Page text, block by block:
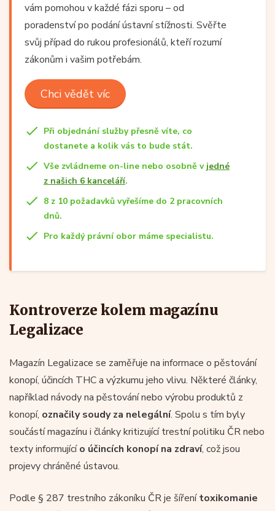
vám pomohou v každé fázi sporu – od
poradenství po podání ústavní stížnosti. Svěřte
svůj případ do rukou profesionálů, kteří rozumí
zákonům i vašim potřebám.
Chci vědět víc
Při objednání služby přesně víte, co
dostanete a kolik vás to bude stát.
Vše zvládneme on-line nebo osobně v jedné
z našich 6 kanceláří.
8 z 10 požadavků vyřešíme do 2 pracovních
dnů.
Pro každý právní obor máme specialistu.
Kontroverze kolem magazínu
Legalizace
Magazín Legalizace se zaměřuje na informace o pěstování
konopí, účincích THC a výzkumu jeho vlivu. Některé články,
například návody na pěstování nebo výrobu produktů z
konopí, označily soudy za nelegální. Spolu s tím byly
součástí magazínu i články kritizující trestní politiku ČR nebo
texty informujícío účincích konopí na zdraví, což jsou
projevy chráněné ústavou.
Podle § 287 trestního zákoníku ČR je šířenítoxikomanie